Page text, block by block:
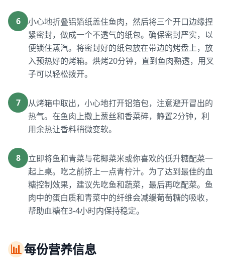
6
小心地折叠铝箔纸盖住鱼肉，然后将三个开口边缘捏
紧密封，做成一个不透气的纸包。确保密封严实，以
便锁住蒸汽。将密封好的纸包放在带边的烤盘上，放
入预热好的烤箱。烘烤20分钟，直到鱼肉熟透，用叉
子可以轻松拨开。
7
从烤箱中取出，小心地打开铝箔包，注意避开冒出的
热气。在鱼肉上撒上葱丝和香菜碎，静置2分钟，利
用余热让香料稍微变软。
8
立即将鱼和青菜与花椰菜米或你喜欢的低升糖配菜一
起上桌。吃之前挤上一点青柠汁。为了达到最佳的血
糖控制效果，建议先吃鱼和蔬菜，最后再吃配菜。鱼
肉中的蛋白质和青菜中的纤维会减缓葡萄糖的吸收，
帮助血糖在3-4小时内保持稳定。
📊每份营养信息